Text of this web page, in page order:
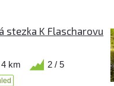
stezka K Flascharovu
km 2 / 5